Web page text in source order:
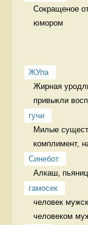
Сокращеное
юмором
ЖУпа
Жирная
привыкли
гучи
Милые
комплимент,
Синебот
Алкаш,
гамосек
человек
человеком